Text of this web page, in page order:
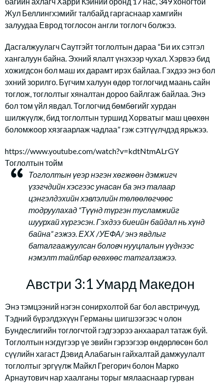
Жул Беллингхэмийг талбайд гаргаснаар хамгийн
залуудаа Еврод тоглосон англи тоглогч болжээ.
Дасгалжуулагч Саутгэйт тоглолтын дараа “Би их сэтгэл
хангалуун байна. Эхний ялалт үнэхээр чухал. Хэрвээ бид
хожигдсон бол маш их дарамт ирэх байлаа. Гэхдээ энэ бол
эхний зорилго. Бүгчим халуун өдөр тоглогчид маань сайн
тоглож, тоглолтыг хяналтан дороо байлгаж байлаа. Энэ
бол том үйл явдал. Тоглогчид бөмбөгийг хурдан
шилжүүлж, бид тоглолтын туршид Хорватыг маш цөөхөн
боломжоор хязгаарлаж чадлаа” гэж сэтгүүлчдэд ярьжээ.
https://www.youtube.com/watch?v=kdtNtmALrGY
Тоглолтын тойм
Тоглолтын үеэр нэгэн хөгжөөн дэмжигч
үзэгчдийн хэсгээс унасан ба энэ талаар
цэнгэлдэхийн хэвлэлийн төлөөлөгчөөс
тодруулахад “Түүнд түргэн тусламжийг
шуурхай хүргэсэн. Гэхдээ биеийн байдал нь хүнд
байна” гэжээ. ЕХХ /УЕФА/ энэ явдлыг
баталгаажуулсан боловч нууцлалын үүднээс
нэмэлт тайлбар өгөхөөс татгалзажээ.
Австри 3:1 Умард Македон
Энэ тэмцээний нэгэн сонирхолтой баг бол австричууд.
Тэдний бүрэлдэхүүн Германы шигшээгээс ч олон
Бундеслигийн тоглогчтой гэдгээрээ анхаарал татаж буй.
Тоглолтын нэгдүгээр үе эвийн гэрээгээр өндөрлөсөн бол
сүүлийн хагаст Дэвид Алабагын гайхалтай дамжуулалт
тоглолтыг эргүүлж Майкл Грегорич болон Марко
Арнаутович нар хаалганы торыг мялааснаар гурван